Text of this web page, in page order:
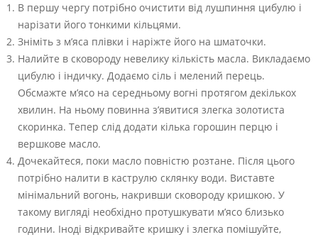
В першу чергу потрібно очистити від лушпиння цибулю і
нарізати його тонкими кільцями.
Зніміть з м’яса плівки і наріжте його на шматочки.
Налийте в сковороду невелику кількість масла. Викладаємо
цибулю і індичку. Додаємо сіль і мелений перець.
Обсмажте м’ясо на середньому вогні протягом декількох
хвилин. На ньому повинна з’явитися злегка золотиста
скоринка. Тепер слід додати кілька горошин перцю і
вершкове масло.
Дочекайтеся, поки масло повністю розтане. Після цього
потрібно налити в каструлю склянку води. Виставте
мінімальний вогонь, накривши сковороду кришкою. У
такому вигляді необхідно протушкувати м’ясо близько
години. Іноді відкривайте кришку і злегка помішуйте,